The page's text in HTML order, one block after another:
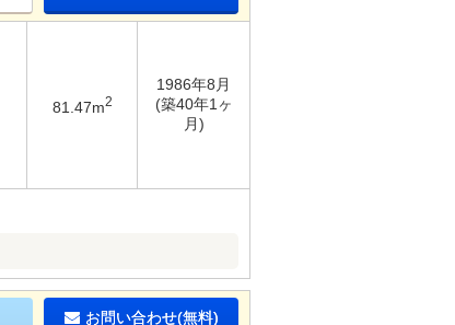
81.47m2
1986年8月
(築40年1ヶ
月)
お問い合わせ(無料)